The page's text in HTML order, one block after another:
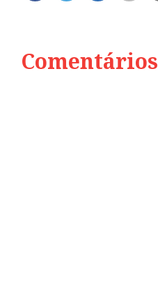
Comentários